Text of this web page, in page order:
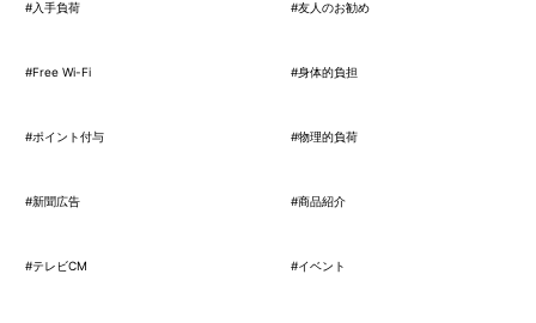
#入手負荷 #友人のお勧め
#Free Wi-Fi #身体的負担
#ポイント付与 #物理的負荷
#新聞広告 #商品紹介
#テレビCM #イベント